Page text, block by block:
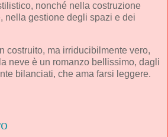
nonché nella costruzione
nella gestione degli spazi e dei
costruito, ma irriducibilmente vero,
neve è un romanzo bellissimo, dagli
bilanciati, che ama farsi leggere.